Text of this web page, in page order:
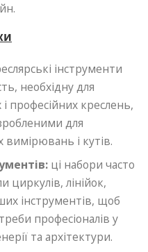
інструменти
необхідну для
професійних креслень,
для
і кутів.
ці набори часто
циркулів, лінійок,
інструментів, щоб
професіоналів у
та архітектури.